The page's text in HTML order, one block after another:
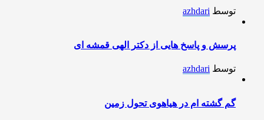
توسط azhdari
پرسش و پاسخ هایی از دکتر الهی قمشه ای
توسط azhdari
گم گشته ام در هیاهوی تحول زمین